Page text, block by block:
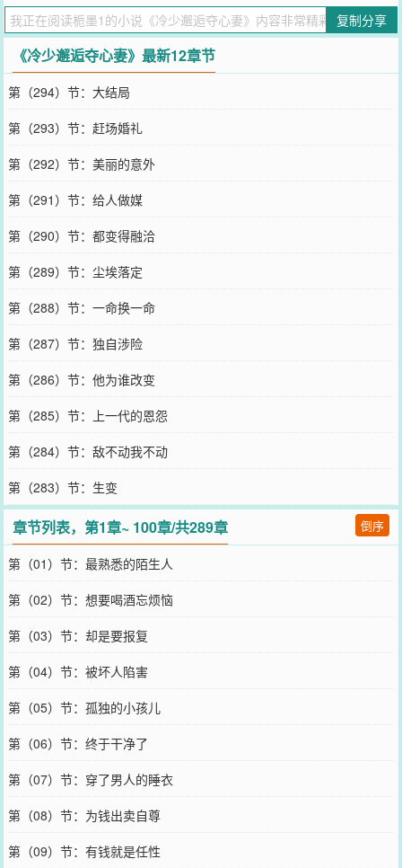
婚，带球远走他乡自力更生，她以为可以远离他不再爱他，当他再次
接近，她只有溃不成军缴械投降。受家族长辈逼迫，她失踪四年下落
不明，四年里，他拒绝身边的莺莺燕燕，活在自己的世界里独自疗
伤，四年后，她华丽变身，带着两个可爱的儿子衣锦还乡，儿子是他
的，却喊别的男人为爸爸。好容易一家团圆从此可以共享天伦，谁料
上代的恩恩怨怨接踵而来………………推荐作品：总统阁下请矜持
http://www.17k.com/book/2426759.html
您要是觉得《冷少邂逅夺心妻
博微信里的朋友推荐哦！
复制分享
《冷少邂逅夺心妻》最新12章节
第（294）节：大结局
第（293）节：赶场婚礼
第（292）节：美丽的意外
第（291）节：给人做媒
第（290）节：都变得融洽
第（289）节：尘埃落定
第（288）节：一命换一命
第（287）节：独自涉险
第（286）节：他为谁改变
第（285）节：上一代的恩怨
第（284）节：敌不动我不动
第（283）节：生变
章节列表，第1章~ 100章/共289章 倒序
第（01）节：最熟悉的陌生人
第（02）节：想要喝酒忘烦恼
第（03）节：却是要报复
第（04）节：被坏人陷害
第（05）节：孤独的小孩儿
第（06）节：终于干净了
第（07）节：穿了男人的睡衣
第（08）节：为钱出卖自尊
第（09）节：有钱就是任性